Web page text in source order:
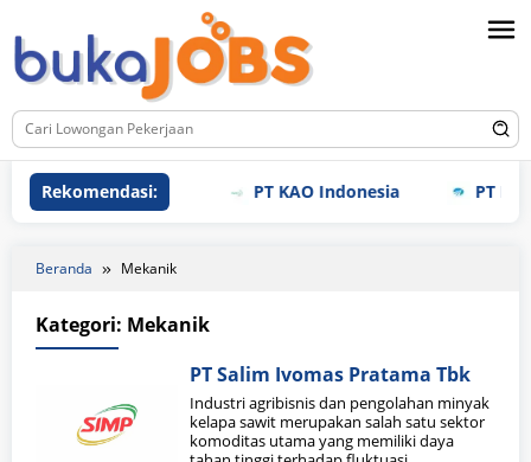
ke
konten
Rekomendasi: PT KAO Indonesia PT
Beranda Mekanik
Kategori: Mekanik
PT Salim Ivomas Pratama Tbk
Industri agribisnis dan pengolahan minyak
kelapa sawit merupakan salah satu sektor
komoditas utama yang memiliki daya